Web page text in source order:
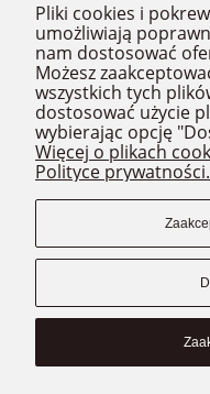
Włoski Asystent
Pliki cookies i
umożliwiają
nam dostosować
Możesz
wszystkich tych
dostosować użycie
wybierając opcję
Więcej o plikach
Polityce prywatności.